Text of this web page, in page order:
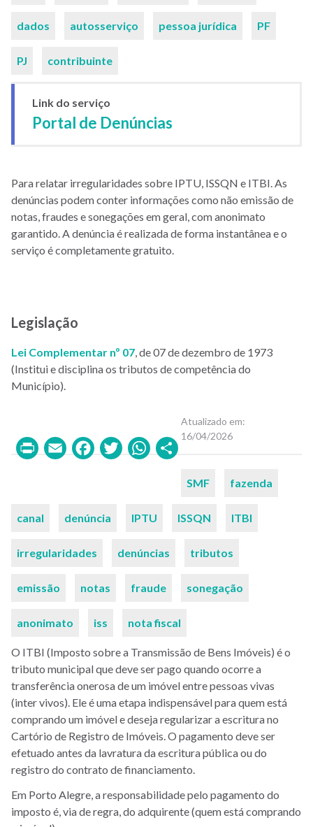
dados autosserviço pessoa jurídica PF
PJ contribuinte
Link do serviço
Portal de Denúncias
Para relatar irregularidades sobre IPTU, ISSQN e ITBI. As
denúncias podem conter informações como não emissão de
notas, fraudes e sonegações em geral, com anonimato
garantido. A denúncia é realizada de forma instantânea e o
serviço é completamente gratuito.
Legislação
Lei Complementar nº 07, de 07 de dezembro de 1973
(Institui e disciplina os tributos de competência do
Município).
PrintEmailFacebook
Twitter
WhatsApp
Share
Atualizado em
16/04/2026
SMF fazenda
canal denúncia IPTU ISSQN ITBI
irregularidades denúncias tributos
emissão notas fraude sonegação
anonimato iss nota fiscal
O ITBI (Imposto sobre a Transmissão de Bens Imóveis) é o
tributo municipal que deve ser pago quando ocorre a
transferência onerosa de um imóvel entre pessoas vivas
(inter vivos). Ele é uma etapa indispensável para quem está
comprando um imóvel e deseja regularizar a escritura no
Cartório de Registro de Imóveis. O pagamento deve ser
efetuado antes da lavratura da escritura pública ou do
registro do contrato de financiamento.
Em Porto Alegre, a responsabilidade pelo pagamento do
imposto é, via de regra, do adquirente (quem está comprando